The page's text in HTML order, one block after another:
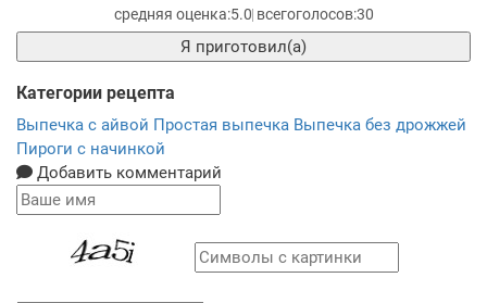
5.0 30
Я приготовил(а)
Категории рецепта
Выпечка с айвой Простая выпечка Выпечка без дрожжей
Пироги с начинкой
Добавить комментарий